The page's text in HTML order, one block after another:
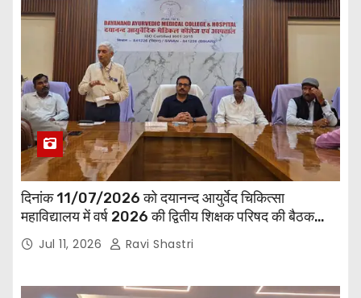
दिनांक 11/07/2026 को दयानन्द आयुर्वेद चिकित्सा
महाविद्यालय में वर्ष 2026 की द्वितीय शिक्षक परिषद की बैठक
प्राचार्य की अध्यक्षता में हुई। बैठक मे महाविद्यालय सभी
विभागाध्यक्ष एवं शिक्षक सम्मिलित हुए।
Jul 11, 2026 Ravi Shastri